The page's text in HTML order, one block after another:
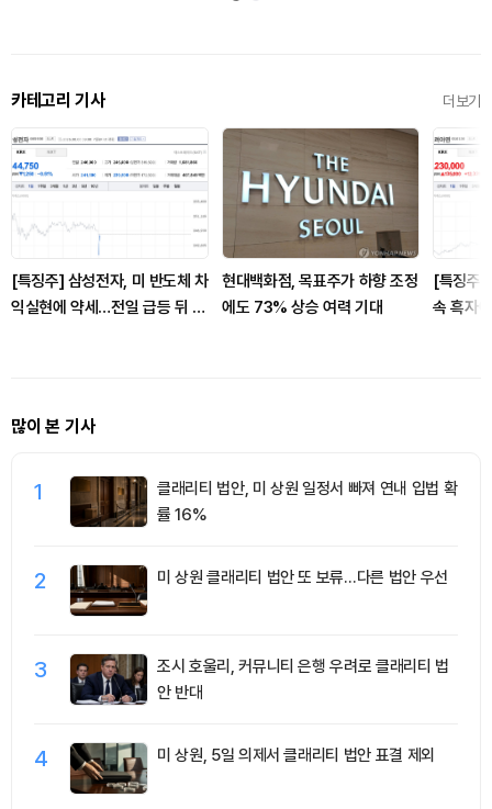
카테고리 기사 더보기
[특징주] 삼성전자, 미 반도체 차
익실현에 약세…전일 급등 뒤 숨
현대백화점, 목표주가 하향 조정
에도 73% 상승 여력 기대
[특징주]
속 흑자
많이 본 기사
1
클래리티 법안, 미 상원 일정서 빠져 연내 입법 확
률 16%
2 미 상원 클래리티 법안 또 보류…다른 법안 우선
3
조시 호울리, 커뮤니티 은행 우려로 클래리티 법
안 반대
4 미 상원, 5일 의제서 클래리티 법안 표결 제외